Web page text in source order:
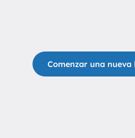
Comenzar una nueva